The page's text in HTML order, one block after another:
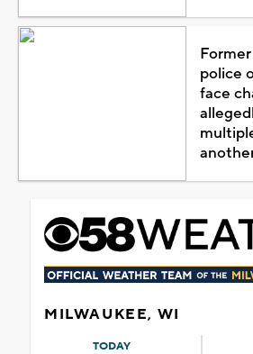
police
face
MILWAUKEE, WI
TODAY